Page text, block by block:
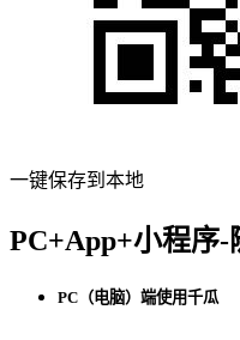
一键保存到本地
PC+App+小程序-
PC（电脑）端使用千瓜